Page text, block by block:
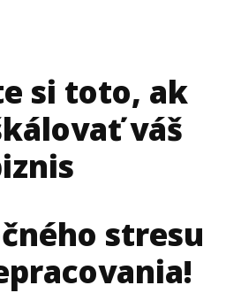
si toto, ak
váš
stresu